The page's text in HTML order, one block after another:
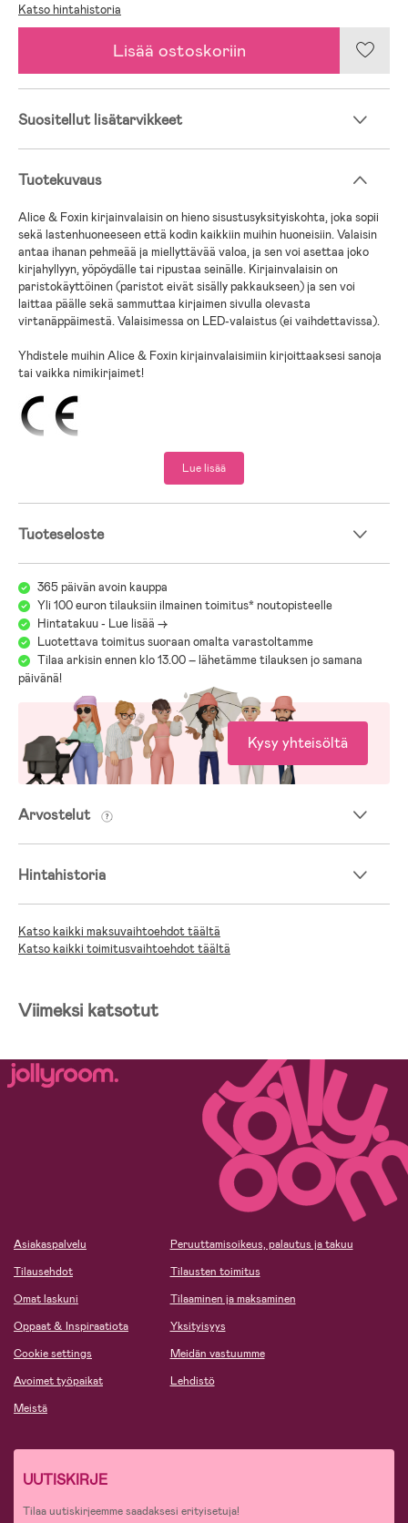
Katso hintahistoria
Lisää ostoskoriin
Suositellut lisätarvikkeet
Tuotekuvaus
Alice & Foxin kirjainvalaisin on hieno sisustusyksityiskohta, joka sopii
sekä lastenhuoneeseen että kodin kaikkiin muihin huoneisiin. Valaisin
antaa ihanan pehmeää ja miellyttävää valoa, ja sen voi asettaa joko
kirjahyllyyn, yöpöydälle tai ripustaa seinälle. Kirjainvalaisin on
paristokäyttöinen (paristot eivät sisälly pakkaukseen) ja sen voi
laittaa päälle sekä sammuttaa kirjaimen sivulla olevasta
virtanäppäimestä. Valaisimessa on LED-valaistus (ei vaihdettavissa).
Yhdistele muihin Alice & Foxin kirjainvalaisimiin kirjoittaaksesi sanoja
tai vaikka nimikirjaimet!
Lue lisää
Tuoteseloste
365 päivän avoin kauppa
Yli 100 euron tilauksiin ilmainen toimitus* noutopisteelle
Hintatakuu - Lue lisää ->
Luotettava toimitus suoraan omalta varastoltamme
Tilaa arkisin ennen klo 13.00 – lähetämme tilauksen jo samana
päivänä!
Kysy yhteisöltä
Arvostelut
Hintahistoria
Katso kaikki maksuvaihtoehdot täältä
Katso kaikki toimitusvaihtoehdot täältä
Viimeksi katsotut
Asiakaspalvelu
Tilausehdot
Omat laskuni
Oppaat & Inspiraatiota
Cookie settings
Avoimet työpaikat
Meistä
Peruuttamisoikeus, palautus ja takuu
Tilausten toimitus
Tilaaminen ja maksaminen
Yksityisyys
Meidän vastuumme
Lehdistö
UUTISKIRJE
Tilaa uutiskirjeemme saadaksesi erityisetuja!